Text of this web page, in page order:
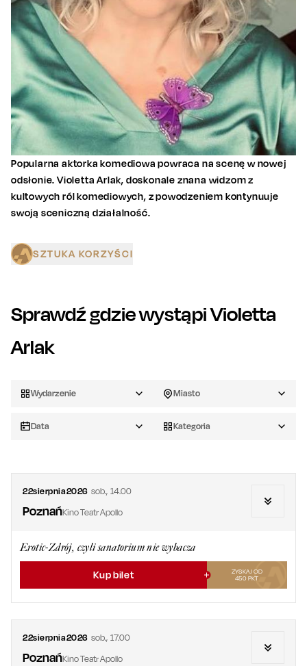
Popularna aktorka komediowa powraca na scenę w nowej
odsłonie. Violetta Arlak, doskonale znana widzom z
kultowych ról komediowych, z powodzeniem kontynuuje
swoją sceniczną działalność.
SZTUKA KORZYŚCI
Sprawdź gdzie wystąpiVioletta
Arlak
Wydarzenie Miasto
Data Kategoria
22sierpnia2026 sob., 14.00
PoznańKino Teatr Apollo
Erotic-Zdrój, czyli sanatorium nie wybacza
Kup bilet
ZYSKAJ OD
450 PKT
22sierpnia2026 sob., 17.00
PoznańKino Teatr Apollo